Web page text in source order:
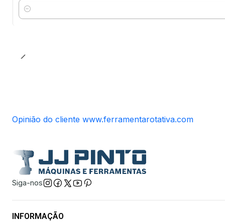
Quantidade
Opinião do cliente www.ferramentarotativa.com
Siga-nos
INFORMAÇÃO